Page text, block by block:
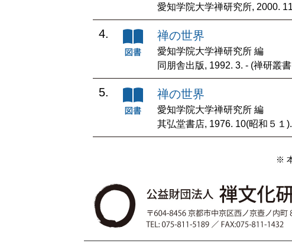
愛知学院大学禅研究所, 2000.
4. 禅の世界
愛知学院大学禅研究所 編
同朋舎出版, 1992. 3. - (禅研叢
5. 禅の世界
愛知学院大学禅研究所 編
其弘堂書店, 1976. 10(昭和５１
※